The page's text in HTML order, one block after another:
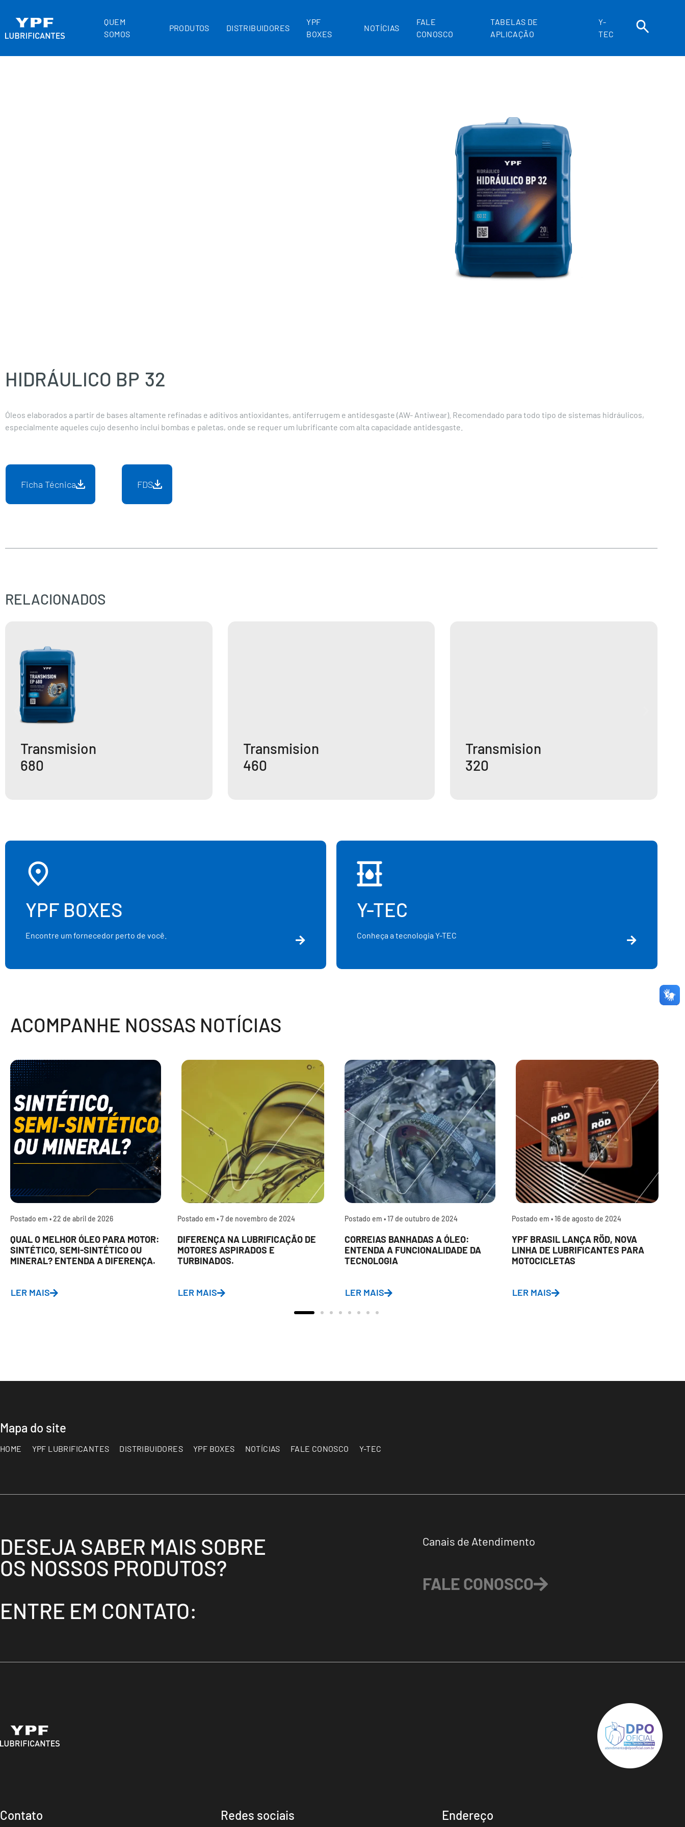
QUEM
SOMOS
PRODUTOS DISTRIBUIDORES
YPF
BOXES
NOTÍCIAS
FALE
CONOSCO
TABELAS DE
APLICAÇÃO
Y-
TEC
HIDRÁULICO BP 32
Óleos elaborados a partir de bases altamente refinadas e aditivos antioxidantes, antiferrugem e antidesgaste (AW- Antiwear). Recomendado para todo tipo de sistemas hidráulicos,
especialmente aqueles cujo desenho inclui bombas e paletas, onde se requer um lubrificante com alta capacidade antidesgaste.
Ficha Técnica FDS
RELACIONADOS
Transmision
680
Transmision
460
Transmision
320
YPF BOXES
Encontre um fornecedor perto de você.
Y-TEC
Conheça a tecnologia Y-TEC
ACOMPANHE NOSSAS NOTÍCIAS
Postado em •22 de abril de 2026
QUAL O MELHOR ÓLEO PARA MOTOR:
SINTÉTICO, SEMI-SINTÉTICO OU
MINERAL? ENTENDA A DIFERENÇA.
LER MAIS
Postado em •7 de novembro de 2024
DIFERENÇA NA LUBRIFICAÇÃO DE
MOTORES ASPIRADOS E
TURBINADOS.
LER MAIS
Postado em •17 de outubro de 2024
CORREIAS BANHADAS A ÓLEO:
ENTENDA A FUNCIONALIDADE DA
TECNOLOGIA
LER MAIS
Postado em •16 de agosto de 2024
YPF BRASIL LANÇA RÖD, NOVA
LINHA DE LUBRIFICANTES PARA
MOTOCICLETAS
LER MAIS
Mapa do site
HOME YPF LUBRIFICANTES DISTRIBUIDORES YPF BOXES NOTÍCIAS FALE CONOSCO Y-TEC
DESEJA SABER MAIS SOBRE
OS NOSSOS PRODUTOS?
ENTRE EM CONTATO:
Canais de Atendimento
FALE CONOSCO
Contato Redes sociais Endereço